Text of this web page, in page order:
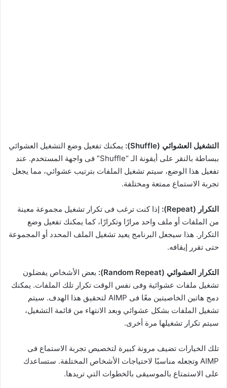
التشغيل العشوائي (Shuffle):
يمكنك تفعيل وضع التشغيل العشوائي
ببساطة بالنقر على أيقونة الـ “Shuffle” فى واجهة المستخدم. عند
تفعيل هذا الوضع، سيتم تشغيل الملفات بترتيب عشوائي، مما يجعل
تجربة الاستماع ممتعة ومختلفة.
التكرار (Repeat):
إذا كنت ترغب فى تكرار تشغيل مجموعة معينة
من الملفات أو ملف واحد مرارًا وتكرارًا، كما يمكنك تفعيل وضع
التكرار. هذا سيجعل البرنامج يعيد تشغيل الملف المحدد أو المجموعة
حتى تقرر إيقافه.
التكرار العشوائي (Random Repeat):
بعض الأشخاص يفضلون
تشغيل ملفات عشوائية وفى نفس الوقت تكرار تلك الملفات. يمكنك
دمج هاتين الخاصيتين معًا فى AIMP لتحقيق هذا الهدف. سيتم
تشغيل الملفات بشكل عشوائي وبعد الانتهاء من قائمة التشغيل،
سيتم تكرار تشغيلها مرة أخرى.
تلك الخيارات تضيف مرونة كبيرة لتخصيص تجربة الاستماع فى
AIMP وتجعله مناسبًا لاحتياجات الأشخاص المختلفة. ستساعدك
على الاستمتاع بالموسيقى بالخطوات التي تريدها.